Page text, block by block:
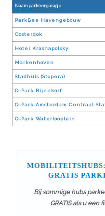
Naam parkeergarage
ParkBee Havengebouw
Oosterdok
Hotel Krasnapolsky
Markenhoven
Stadhuis (Stopera)
Q-Park Bijenkorf
Q-Park Amsterdam Centraal
Q-Park Waterlooplein
GRATIS
Bij sommige hubs
GRATIS als u een